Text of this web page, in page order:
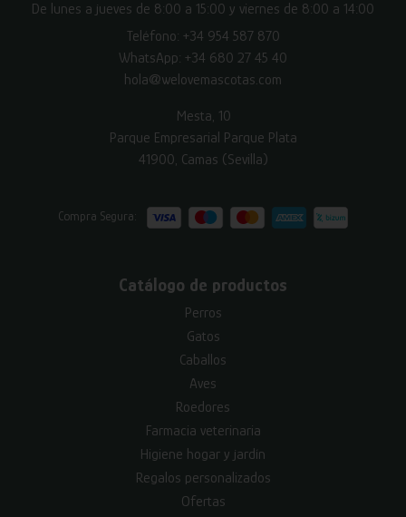
De lunes a jueves de 8:00 a 15:00 y viernes de 8:00 a 14:00
Teléfono: +34 954 587 870
WhatsApp: +34 680 27 45 40
hola@welovemascotas.com
Mesta, 10
Parque Empresarial Parque Plata
41900, Camas (Sevilla)
Compra Segura:
Catálogo de productos
Perros
Gatos
Caballos
Aves
Roedores
Farmacia veterinaria
Higiene hogar y jardín
Regalos personalizados
Ofertas